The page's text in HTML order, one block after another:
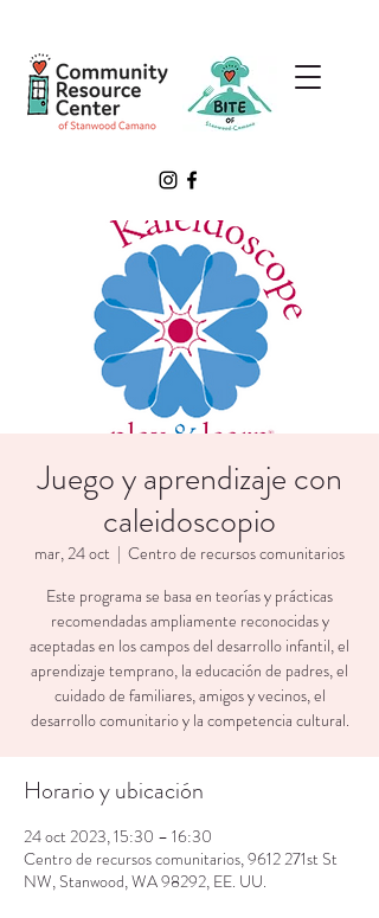
Juego y aprendizaje con
caleidoscopio
mar, 24 oct
  |
Centro de recursos comunitarios
Este programa se basa en teorías y prácticas
recomendadas ampliamente reconocidas y
aceptadas en los campos del desarrollo infantil, el
aprendizaje temprano, la educación de padres, el
cuidado de familiares, amigos y vecinos, el
desarrollo comunitario y la competencia cultural.
Horario y ubicación
24 oct 2023, 15:30 – 16:30
Centro de recursos comunitarios, 9612 271st St
NW, Stanwood, WA 98292, EE. UU.